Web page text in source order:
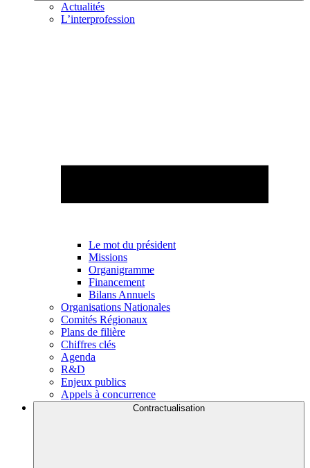
Actualités
L’interprofession
Le mot du président
Missions
Organigramme
Financement
Bilans Annuels
Organisations Nationales
Comités Régionaux
Plans de filière
Chiffres clés
Agenda
R&D
Enjeux publics
Appels à concurrence
Contractualisation